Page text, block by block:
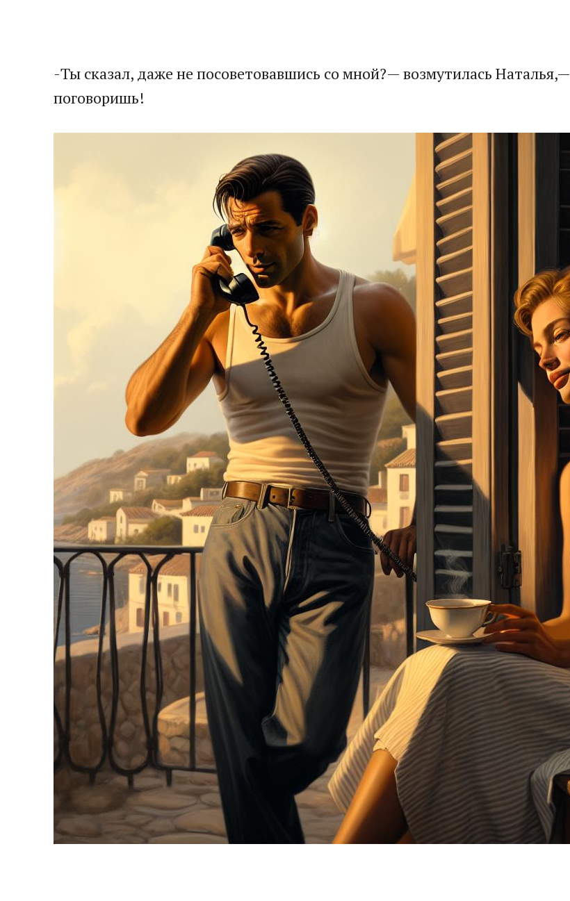
-Ты сказал, даже не посоветовавшись со мной?— возмутилась
поговоришь!